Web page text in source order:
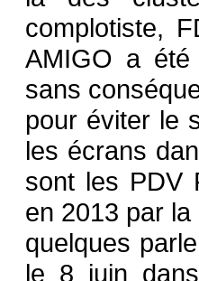
complotiste,
AMIGO a
sans
pour éviter le
les écrans
sont les PDV
en 2013 par
quelques
le 8 juin